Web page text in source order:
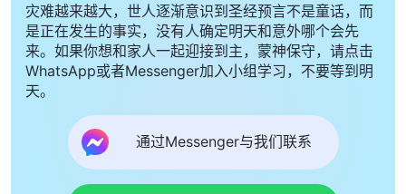
灾难越来越大，世人逐渐意识到圣经预言不是童话，而
是正在发生的事实，没有人确定明天和意外哪个会先
来。如果你想和家人一起迎接到主，蒙神保守，请点击
WhatsApp或者Messenger加入小组学习，不要等到明
天。
通过Messenger与我们联系